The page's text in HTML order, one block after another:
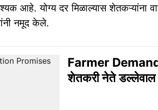
आहे. योग्य दर मिळाल्यास शेतकऱ्यांना
नमूद केले.
Farmer Demand
शेतकरी नेते डल्लेवाल